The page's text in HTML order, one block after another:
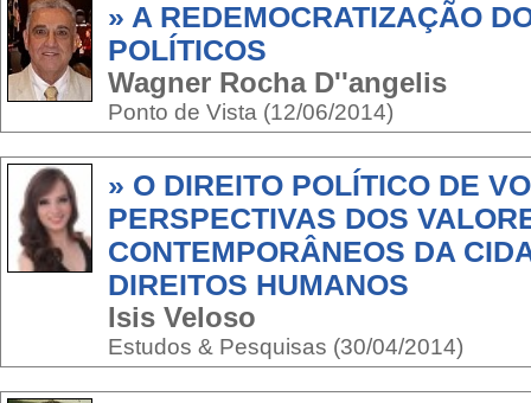
» A REDEMOCRATIZAÇÃO
POLÍTICOS
Wagner Rocha D''angelis
Ponto de Vista (12/06/2014)
» O DIREITO POLÍTICO DE
PERSPECTIVAS DOS
CONTEMPORÂNEOS DA
DIREITOS HUMANOS
Isis Veloso
Estudos & Pesquisas (30/04/2014)